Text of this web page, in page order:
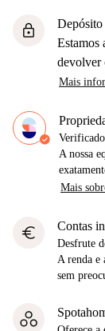
lock
Estamos
devolver
Mais
A nossa
Mais
euro Contas
Desfrute
A renda e
sem